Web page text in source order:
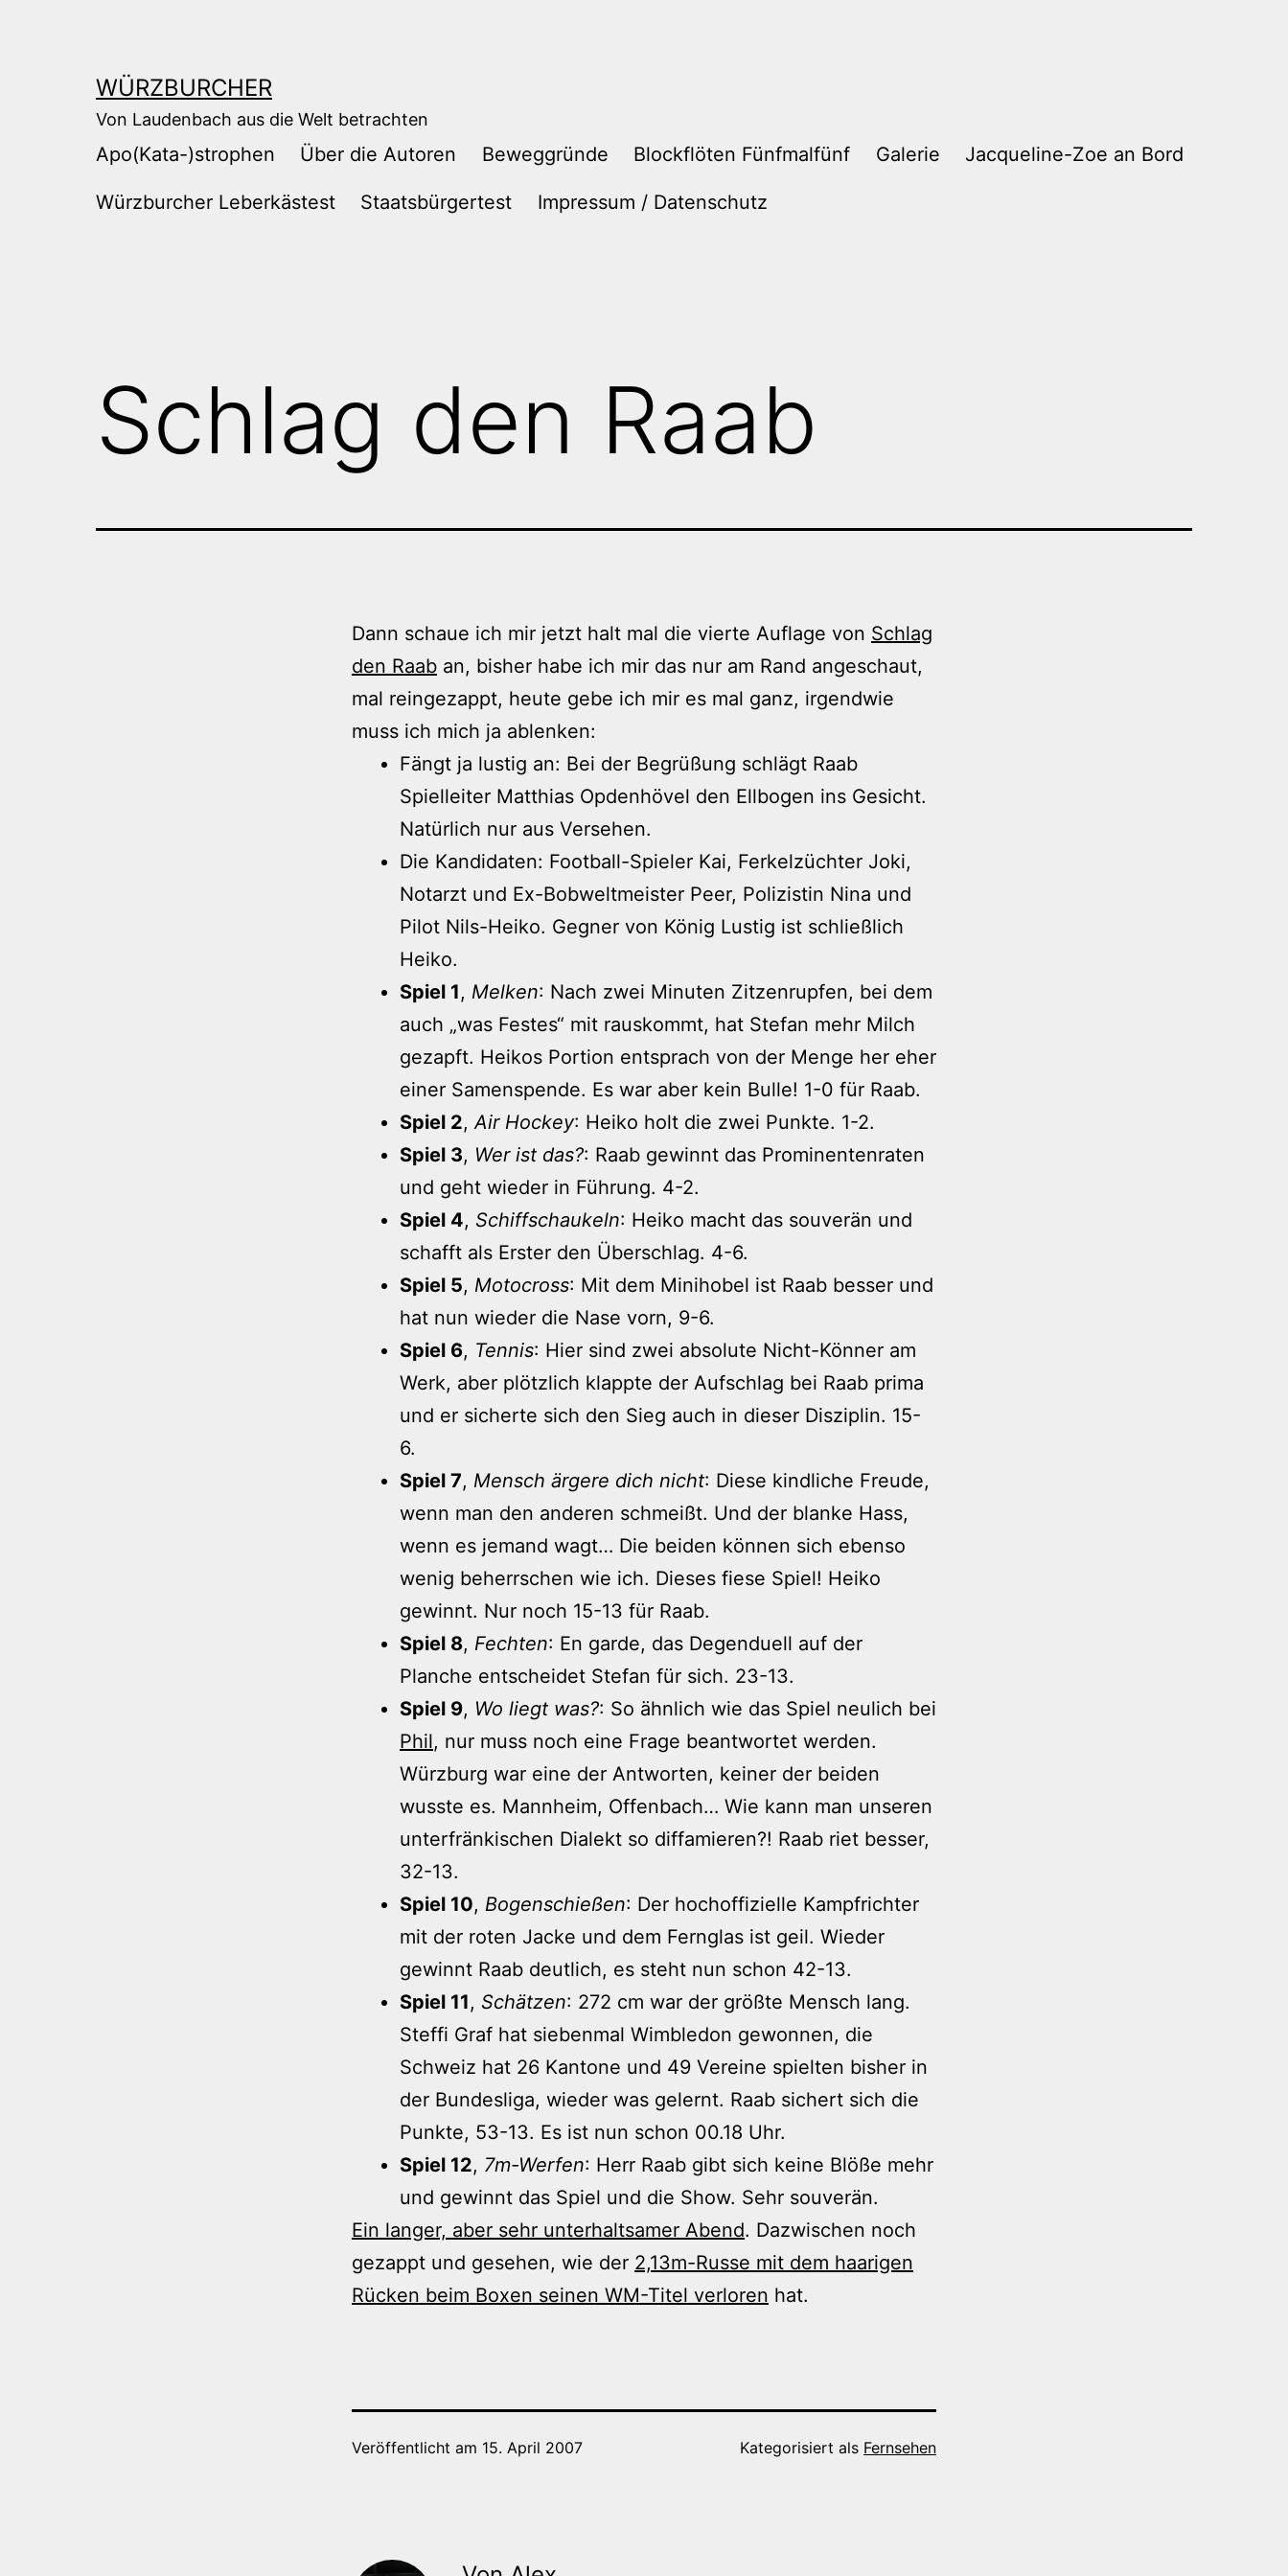
WÜRZBURCHER
Von Laudenbach aus die Welt betrachten
Apo(Kata-)strophen Über die Autoren Beweggründe Blockflöten Fünfmalfünf Galerie Jacqueline-Zoe an Bord
Würzburcher Leberkästest Staatsbürgertest Impressum / Datenschutz
Schlag den Raab
Dann schaue ich mir jetzt halt mal die vierte Auflage von Schlag
den Raab an, bisher habe ich mir das nur am Rand angeschaut,
mal reingezappt, heute gebe ich mir es mal ganz, irgendwie
muss ich mich ja ablenken:
Fängt ja lustig an: Bei der Begrüßung schlägt Raab
Spielleiter Matthias Opdenhövel den Ellbogen ins Gesicht.
Natürlich nur aus Versehen.
Die Kandidaten: Football-Spieler Kai, Ferkelzüchter Joki,
Notarzt und Ex-Bobweltmeister Peer, Polizistin Nina und
Pilot Nils-Heiko. Gegner von König Lustig ist schließlich
Heiko.
Spiel 1, Melken: Nach zwei Minuten Zitzenrupfen, bei dem
auch „was Festes“ mit rauskommt, hat Stefan mehr Milch
gezapft. Heikos Portion entsprach von der Menge her eher
einer Samenspende. Es war aber kein Bulle! 1-0 für Raab.
Spiel 2, Air Hockey: Heiko holt die zwei Punkte. 1-2.
Spiel 3, Wer ist das?: Raab gewinnt das Prominentenraten
und geht wieder in Führung. 4-2.
Spiel 4, Schiffschaukeln: Heiko macht das souverän und
schafft als Erster den Überschlag. 4-6.
Spiel 5, Motocross: Mit dem Minihobel ist Raab besser und
hat nun wieder die Nase vorn, 9-6.
Spiel 6, Tennis: Hier sind zwei absolute Nicht-Könner am
Werk, aber plötzlich klappte der Aufschlag bei Raab prima
und er sicherte sich den Sieg auch in dieser Disziplin. 15-
6.
Spiel 7, Mensch ärgere dich nicht: Diese kindliche Freude,
wenn man den anderen schmeißt. Und der blanke Hass,
wenn es jemand wagt… Die beiden können sich ebenso
wenig beherrschen wie ich. Dieses fiese Spiel! Heiko
gewinnt. Nur noch 15-13 für Raab.
Spiel 8, Fechten: En garde, das Degenduell auf der
Planche entscheidet Stefan für sich. 23-13.
Spiel 9, Wo liegt was?: So ähnlich wie das Spiel neulich bei
Phil, nur muss noch eine Frage beantwortet werden.
Würzburg war eine der Antworten, keiner der beiden
wusste es. Mannheim, Offenbach… Wie kann man unseren
unterfränkischen Dialekt so diffamieren?! Raab riet besser,
32-13.
Spiel 10, Bogenschießen: Der hochoffizielle Kampfrichter
mit der roten Jacke und dem Fernglas ist geil. Wieder
gewinnt Raab deutlich, es steht nun schon 42-13.
Spiel 11, Schätzen: 272 cm war der größte Mensch lang.
Steffi Graf hat siebenmal Wimbledon gewonnen, die
Schweiz hat 26 Kantone und 49 Vereine spielten bisher in
der Bundesliga, wieder was gelernt. Raab sichert sich die
Punkte, 53-13. Es ist nun schon 00.18 Uhr.
Spiel 12, 7m-Werfen: Herr Raab gibt sich keine Blöße mehr
und gewinnt das Spiel und die Show. Sehr souverän.
Ein langer, aber sehr unterhaltsamer Abend. Dazwischen noch
gezappt und gesehen, wie der 2,13m-Russe mit dem haarigen
Rücken beim Boxen seinen WM-Titel verloren hat.
Veröffentlicht am 15. April 2007 Kategorisiert als Fernsehen